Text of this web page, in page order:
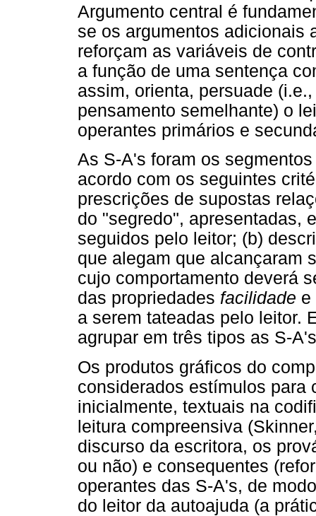
Argumento central é
se os argumentos adicionais
reforçam as variáveis de
a função de uma sentença
assim, orienta, persuade
pensamento semelhante) o
operantes primários e
As S-A's foram os
acordo com os seguintes
prescrições de supostas
do "segredo", apresentadas,
seguidos pelo leitor; (b)
que alegam que alcançaram
cujo comportamento deverá
das propriedades facilidade e
a serem tateadas pelo leitor.
agrupar em três tipos as S-
Os produtos gráficos do
considerados estímulos para
inicialmente, textuais na
leitura compreensiva
discurso da escritora, os
ou não) e consequentes
operantes das S-A's, de
do leitor da autoajuda (a